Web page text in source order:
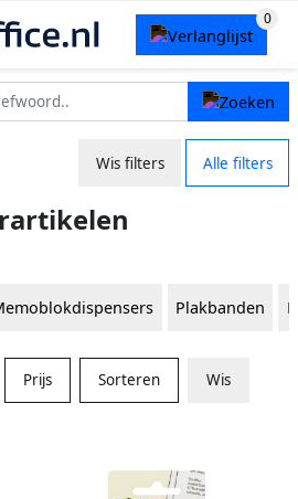
Wis filters Alle filters
Plakbanden
Prijs Sorteren Wis